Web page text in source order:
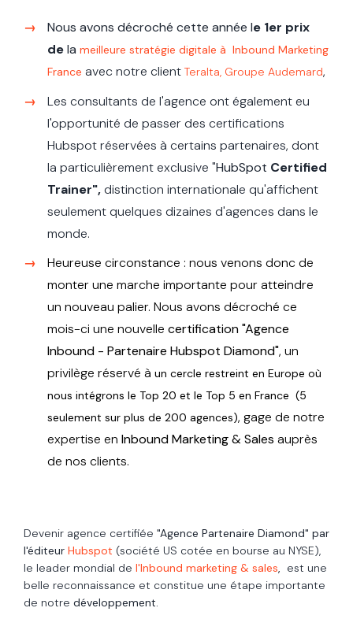
Nous avons décroché cette année le 1er prix
dela meilleure stratégie digitale à Inbound Marketing
France avec notre client Teralta, Groupe Audemard,
Les consultants de l'agence ont également eu
l'opportunité de passer des certifications
Hubspot réservées à certains partenaires, dont
la particulièrement exclusive "HubSpot Certified
Trainer",distinction internationale qu'affichent
seulement quelques dizaines d'agences dans le
monde.
Heureuse circonstance : nous venons donc de
monter une marche importante pour atteindre
un nouveau palier. Nous avons décroché ce
mois-ci une nouvelle certification "Agence
Inbound - Partenaire Hubspot Diamond", un
privilège réservé à un cercle restreint en Europe où
nous intégrons le Top 20 et le Top 5 en France (5
seulement sur plus de 200 agences), gage de notre
expertise en Inbound Marketing & Sales auprès
de nos clients.
Devenir agence certifiée "Agence Partenaire Diamond" par
l'éditeur Hubspot (société US cotée en bourse au NYSE),
le leader mondial de l'Inbound marketing & sales, est une
belle reconnaissance et constitue une étape importante
de notre développement.